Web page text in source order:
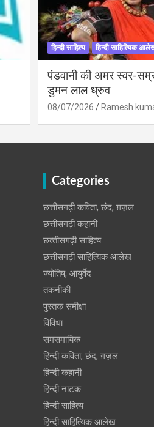
हिन्दी साहित्य हिन्दी साहित्यिक
पंडवानी की अमर स्वर-
डुमन लाल ध्रुव
08/07/2026 Ramesh
Categories
छत्तीसगढ़ी कविता, छंद, ग़ज़ल
छत्तीसगढ़ी कहानी
छत्‍तीसगढ़ी साहित्‍य
छत्तीसगढ़ी साहित्यिक आलेख
ज्योतिष, आयुर्वेद
तकनीकी
पुस्‍तक समीक्षा
विविधा
समसमायिक
हिन्दी कविता, छंद, ग़ज़ल
हिन्दी कहानी
हिन्‍दी नाटक
हिन्दी साहित्य
हिन्दी साहित्यिक आलेख